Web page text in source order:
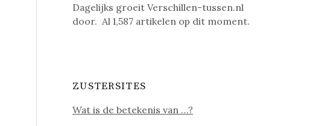
Dagelijks groeit Verschillen-tussen.nl
door. Al1,587 artikelen op dit moment.
ZUSTERSITES
Wat is de betekenis van …?